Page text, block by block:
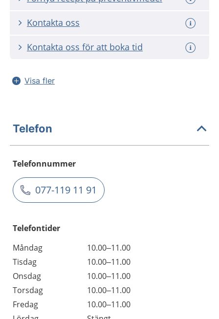
Kontakta oss
Kontakta oss för att boka tid
Visa fler
Telefon
Telefonnummer
077-119 11 91
Telefontider
Måndag
10.00–11.00
Tisdag
10.00–11.00
Onsdag
10.00–11.00
Torsdag
10.00–11.00
Fredag
10.00–11.00